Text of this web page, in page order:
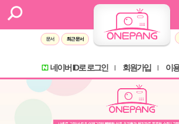
문서 최근 문서
네이버 ID로 로그인 회원가입 이